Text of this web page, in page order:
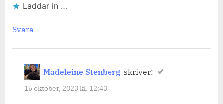
Laddar in …
Svara
Madeleine Stenberg skriver:
15 oktober, 2023 kl. 12:43